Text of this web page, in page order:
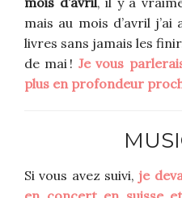
mais au mois d’avril
livres sans jamais les
de mai ! Je vous
plus en profondeur
Si vous avez suivi, je